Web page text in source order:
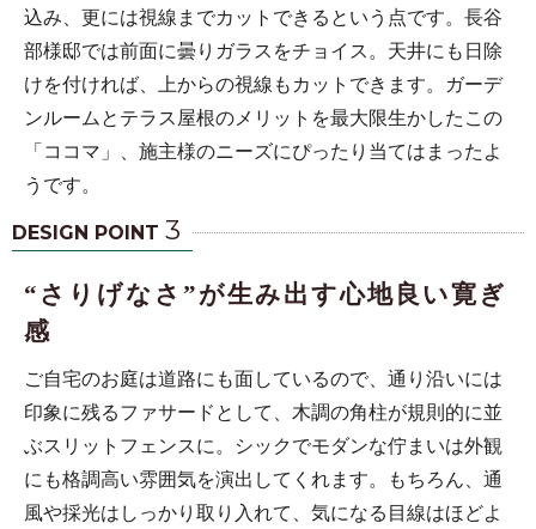
込み、更には視線までカットできるという点です。長谷
部様邸では前面に曇りガラスをチョイス。天井にも日除
けを付ければ、上からの視線もカットできます。ガーデ
ンルームとテラス屋根のメリットを最大限生かしたこの
「ココマ」、施主様のニーズにぴったり当てはまったよ
うです。
DESIGN POINT 3
“さりげなさ”が生み出す心地良い寛ぎ
感
ご自宅のお庭は道路にも面しているので、通り沿いには
印象に残るファサードとして、木調の角柱が規則的に並
ぶスリットフェンスに。シックでモダンな佇まいは外観
にも格調高い雰囲気を演出してくれます。もちろん、通
風や採光はしっかり取り入れて、気になる目線はほどよ